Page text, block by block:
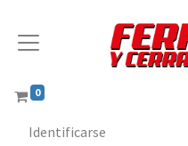
0
Identificarse